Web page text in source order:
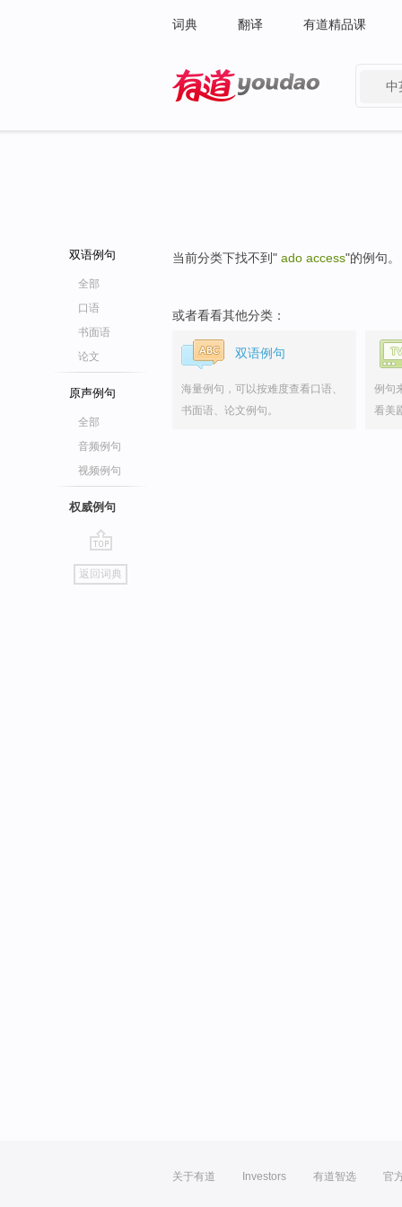
词典 翻译 有道精品课
中
双语例句
全部
口语
书面语
论文
原声例句
全部
音频例句
视频例句
权威例句
go
top
返回词典
当前分类下找不到" ado access"的例句。
或者看看其他分类：
双语例句
海量例句，可以按难度查看口语、
书面语、论文例句。
例句
看美
关于有道 Investors 有道智选 官